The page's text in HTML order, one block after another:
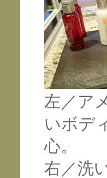
左／ア
いボデ
心。
右／洗